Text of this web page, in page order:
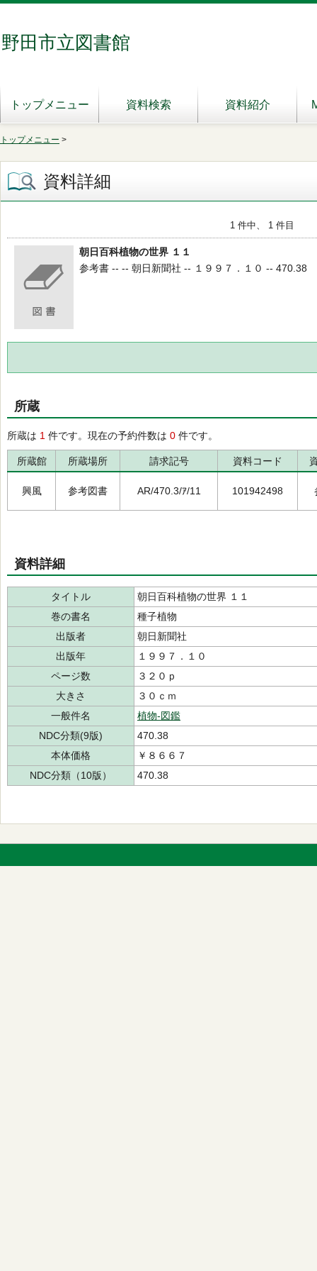
野田市立図書館
トップメニュー 資料検索 資料紹介
トップメニュー >
資料詳細
1 件中、 1 件目
朝日百科植物の世界 １１
参考書 -- -- 朝日新聞社 -- １９９７．１０ -- 470.38
所蔵
所蔵は 1 件です。現在の予約件数は 0 件です。
所蔵館 所蔵場所 請求記号 資料コード
興風 参考図書 AR/470.3/ｱ/11 101942498
資料詳細
タイトル
朝日百科植物の世界 １１
巻の書名
種子植物
出版者
朝日新聞社
出版年
１９９７．１０
ページ数
３２０ｐ
大きさ
３０ｃｍ
一般件名
植物-図鑑
NDC分類(9版)
470.38
本体価格
￥８６６７
NDC分類（10版）
470.38